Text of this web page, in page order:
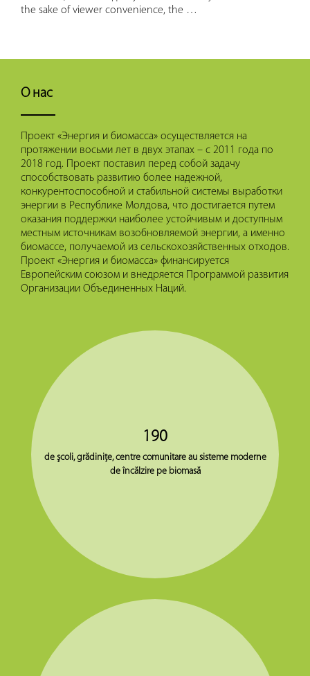
the sake of viewer convenience, the …
О нас
Проект «Энергия и биомасса» осуществляется на
протяжении восьми лет в двух этапах – с 2011 года по
2018 год. Проект поставил перед собой задачу
способствовать развитию более надежной,
конкурентоспособной и стабильной системы выработки
энергии в Республике Молдова, что достигается путем
оказания поддержки наиболее устойчивым и доступным
местным источникам возобновляемой энергии, а именно
биомассе, получаемой из сельскохозяйственных отходов.
Проект «Энергия и биомасса» финансируется
Европейским союзом и внедряется Программой развития
Организации Объединенных Наций.
190
de şcoli, grădiniţe, centre comunitare au sisteme moderne
de încălzire pe biomasă